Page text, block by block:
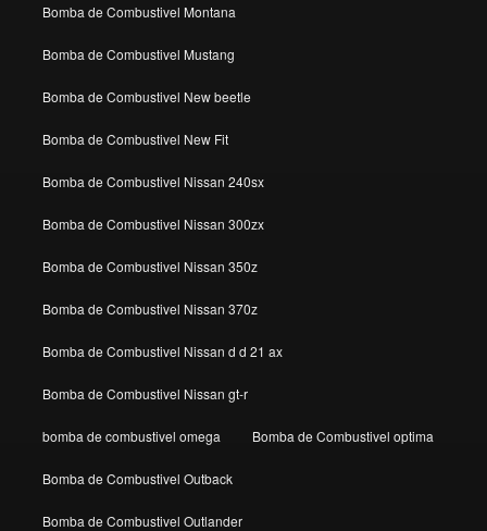
Bomba de Combustivel Montana
Bomba de Combustivel Mustang
Bomba de Combustivel New beetle
Bomba de Combustivel New Fit
Bomba de Combustivel Nissan 240sx
Bomba de Combustivel Nissan 300zx
Bomba de Combustivel Nissan 350z
Bomba de Combustivel Nissan 370z
Bomba de Combustivel Nissan d d 21 ax
Bomba de Combustivel Nissan gt-r
bomba de combustivel omega Bomba de Combustivel optima
Bomba de Combustivel Outback
Bomba de Combustivel Outlander